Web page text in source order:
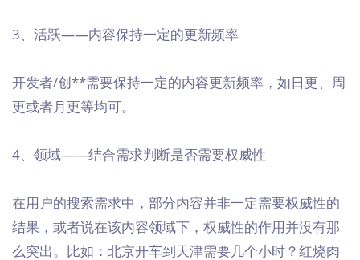
3、活跃——内容保持一定的更新频率
开发者/创**需要保持一定的内容更新频率，如日更、周
更或者月更等均可。
4、领域——结合需求判断是否需要权威性
在用户的搜索需求中，部分内容并非一定需要权威性的
结果，或者说在该内容领域下，权威性的作用并没有那
么突出。比如：北京开车到天津需要几个小时？红烧肉